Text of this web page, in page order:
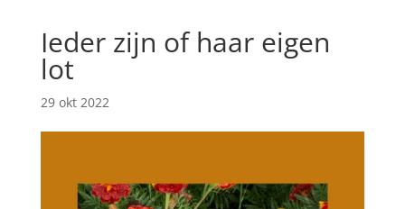
Ieder zijn of haar eigen
lot
29 okt 2022